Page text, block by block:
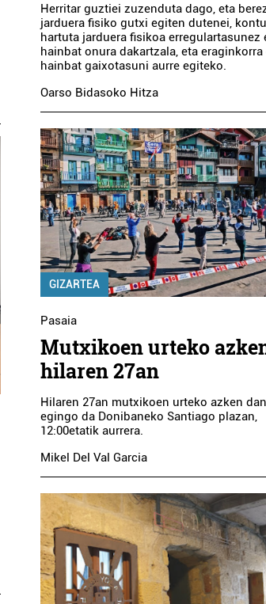
Herritar guztiei zuzenduta dago, eta
jarduera fisiko gutxi egiten dutenei,
hartuta jarduera fisikoa erregulartasunez
hainbat onura dakartzala, eta eraginkorra
hainbat gaixotasuni aurre egiteko.
Oarso Bidasoko Hitza
GIZARTEA
Pasaia
Mutxikoen urteko
hilaren 27an
Hilaren 27an mutxikoen urteko azken
egingo da Donibaneko Santiago plazan,
12:00etatik aurrera.
Mikel Del Val Garcia